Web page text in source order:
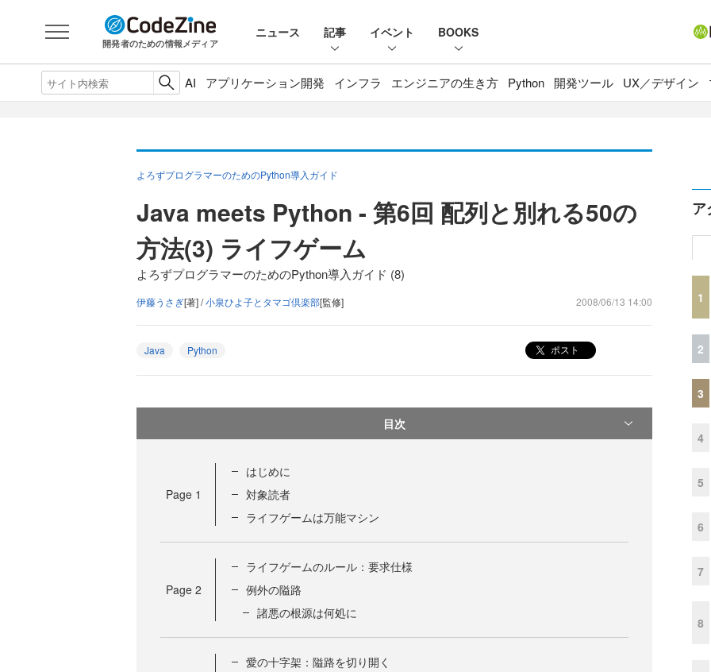
開発者のための情報メディア
ニュース 記事 イベント BOOKS
AI アプリケーション開発 インフラ エンジニアの生き方 Python 開発ツール UX／デザイン
よろずプログラマーのためのPython導入ガイド
Java meets Python - 第6回 配列と別れる50の
方法(3) ライフゲーム
よろずプログラマーのためのPython導入ガイド (8)
伊藤うさぎ[著] /小泉ひよ子とタマゴ倶楽部[監修] 2008/06/13 14:00
Java Python ポスト
目次
Page 1
はじめに
対象読者
ライフゲームは万能マシン
Page 2
ライフゲームのルール：要求仕様
例外の隘路
諸悪の根源は何処に
愛の十字架：隘路を切り開く
ア
1
2
3
4
5
6
7
8